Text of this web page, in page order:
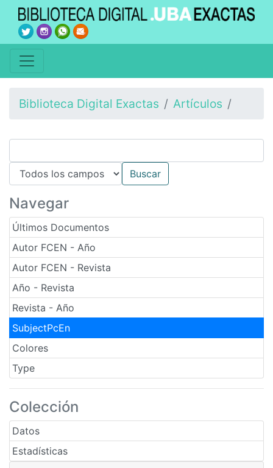
Biblioteca Digital Exactas Artículos
Navegar
Últimos Documentos
Autor FCEN - Año
Autor FCEN - Revista
Año - Revista
Revista - Año
SubjectPcEn
Colores
Type
Colección
Datos
Estadísticas